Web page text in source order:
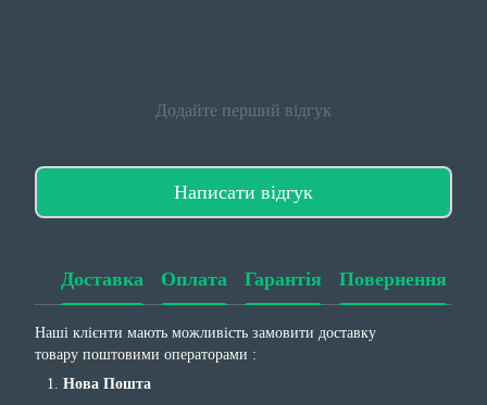
Додайте перший відгук
Написати відгук
Доставка Оплата Гарантія Повернення
Наші клієнти мають можливість замовити доставку
товару поштовими операторами :
Нова Пошта